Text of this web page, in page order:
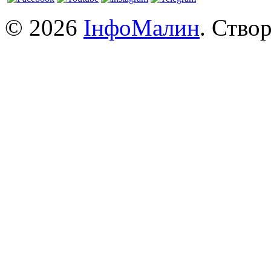
© 2026 ІнфоМалин.